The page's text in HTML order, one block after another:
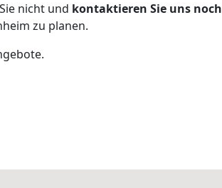
nicht und kontaktieren Sie uns noch
zu planen.